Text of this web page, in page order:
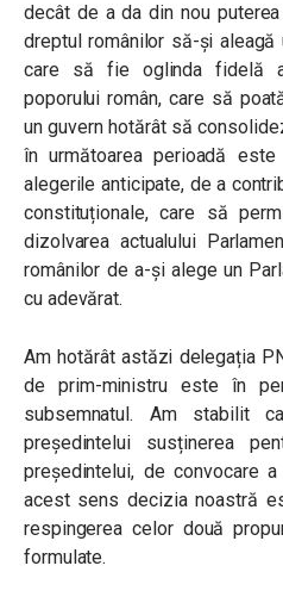
decât de a da din nou
dreptul românilor să-și aleagă
care să fie oglinda fidelă
poporului român, care să
un guvern hotărât să
în următoarea perioadă
alegerile anticipate, de a
constituționale, care să
dizolvarea actualului
românilor de a-și alege un
cu adevărat.
Am hotărât astăzi delegația
de prim-ministru este în
subsemnatul. Am stabilit
președintelui susținerea
președintelui, de convocare
acest sens decizia noastră
respingerea celor două
formulate.